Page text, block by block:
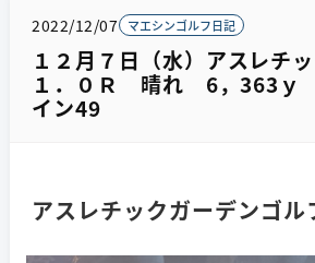
2022/12/07 マエシンゴルフ日記
１２月７日（水）アスレチ
１．０Ｒ 晴れ 6，363
イン49
アスレチックガーデンゴル